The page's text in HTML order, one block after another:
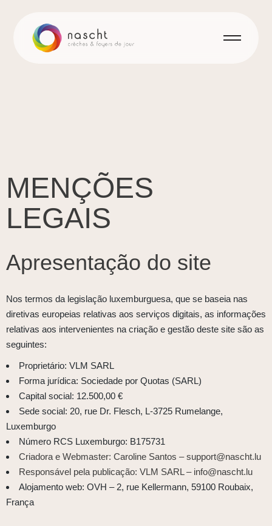
MENÇÕES
LEGAIS
Apresentação do site
Nos termos da legislação luxemburguesa, que se baseia nas
diretivas europeias relativas aos serviços digitais, as informações
relativas aos intervenientes na criação e gestão deste site são as
seguintes:
Proprietário: VLM SARL
Forma jurídica: Sociedade por Quotas (SARL)
Capital social: 12.500,00 €
Sede social: 20, rue Dr. Flesch, L-3725 Rumelange,
Luxemburgo
Número RCS Luxemburgo: B175731
Criadora e Webmaster: Caroline Santos –support@nascht.lu
Responsável pela publicação: VLM SARL – info@nascht.lu
Alojamento web: OVH – 2, rue Kellermann, 59100 Roubaix,
França